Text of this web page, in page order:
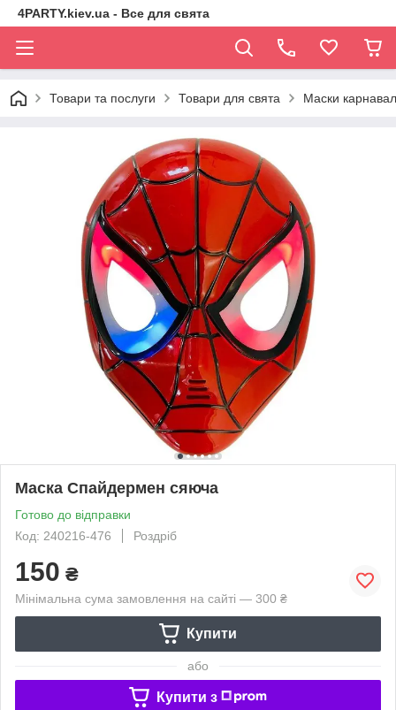
4PARTY.kiev.ua - Все для свята
Товари та послуги Товари для свята Маски
Маска Спайдермен сяюча
Готово до відправки
Код: 240216-476
Роздріб
150 ₴
Мінімальна сума замовлення на сайті — 300 ₴
Купити
або
Купити з